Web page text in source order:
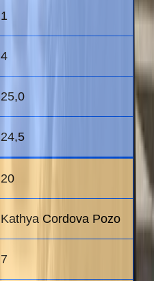
1
4
25,0
24,5
20
Kathya Cordova Pozo
7